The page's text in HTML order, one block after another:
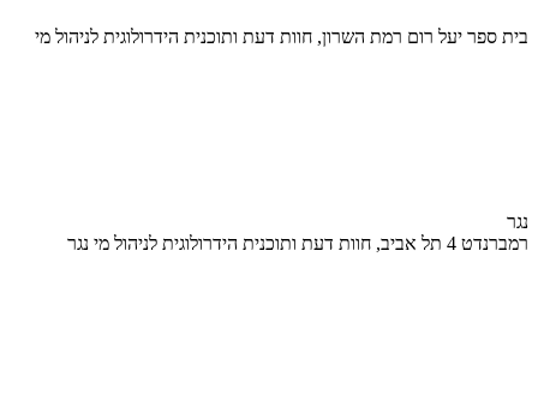
בית ספר יעל רום רמת השרון, חוות דעת ותוכנית הידרולוגית לניהול מי
נגר
רמברנדט 4 תל אביב, חוות דעת ותוכנית הידרולוגית לניהול מי נגר